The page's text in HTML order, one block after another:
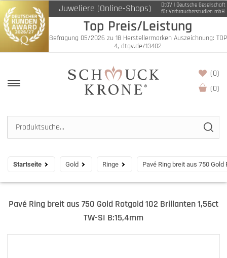
Juweliere (Online-Shops)
DtGV | Deutsche Gesellschaft
für Verbraucherstudien mbH
Top Preis/Leistung
Befragung 05/2026 zu 18 Herstellermarken Auszeichnung: TOP
4, dtgv.de/13402
(0)
(0)
Startseite Gold Ringe Pavé Ring breit aus 750
Pavé Ring breit aus 750 Gold Rotgold 102 Brillanten 1,56ct
TW-SI B:15,4mm